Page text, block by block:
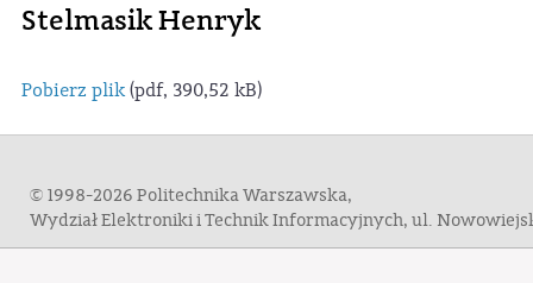
Stelmasik Henryk
Pobierz plik(pdf, 390,52 kB)
© 1998-2026 Politechnika Warszawska,
Wydział Elektroniki i Technik Informacyjnych, ul.